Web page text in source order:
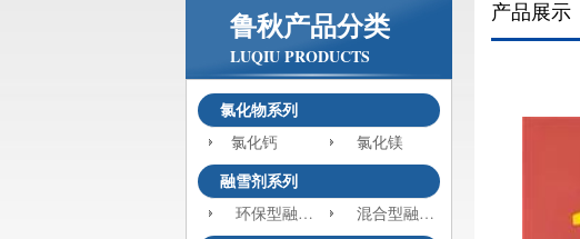
鲁秋产品分类
LUQIU PRODUCTS
氯化物系列
氯化钙 氯化镁
融雪剂系列
环保型融雪剂 混合型融雪剂
产品展示